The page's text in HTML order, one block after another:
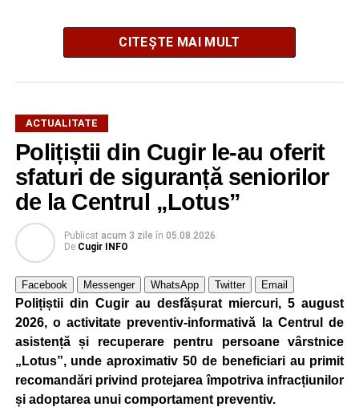
El a mărturisit totodată că a avut șansa să lucreze cu Elon
Musk, fondatorul Tesla, SpaceX și xAI.
Dr. ing. Alexandru Jittu: Lucrul acesta mi-a adus
întotdeuna succes
„Nu am lucrat niciodată pentru guverne. În România am
lucrat la Uzina Mecanică Cugir care era întreprindere de
stat, însă în SUA sau în Canada, nu, doar în firme private
și aici bugetele sunt ale firmelor. Foarte mulți dintre
președinții companiilor cu care am lucrat m-au apreciat
foarte mult pentru că eu nu am început niciodată un
proiect, o comandă, din ziua în care mi s-a dat, ci am
început planificarea livrării din ziua în care trebuia să
încep producția. Lucrul acesta mi-a dat întotdeuna succes.
CITEȘTE MAI MULT
ACTUALITATE
Polițiștii din Cugir le-au oferit
sfaturi de siguranță seniorilor
de la Centrul „Lotus”
Publicat acum 3 zile în 05.08.2026
De Cugir INFO
Facebook Messenger WhatsApp Twitter Email
Polițiștii din Cugir au desfășurat miercuri, 5 august
2026, o activitate preventiv-informativă la Centrul de
asistență și recuperare pentru persoane vârstnice
„Lotus”, unde aproximativ 50 de beneficiari au primit
recomandări privind protejarea împotriva infracțiunilor
și adoptarea unui comportament preventiv.